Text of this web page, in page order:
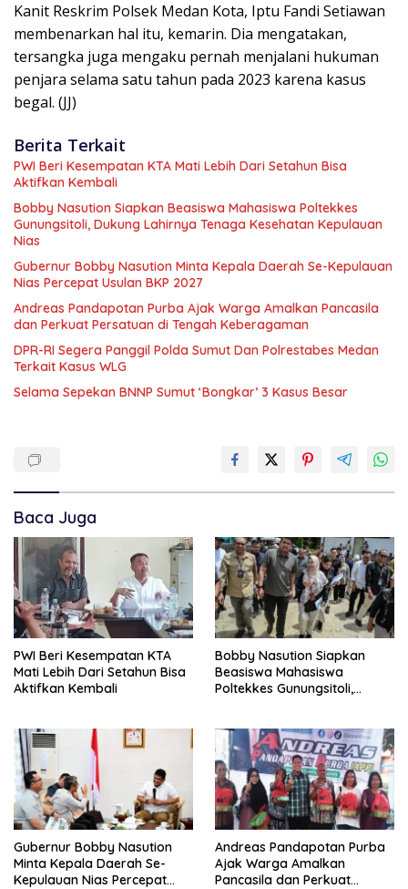
Kanit Reskrim Polsek Medan Kota, Iptu Fandi Setiawan
membenarkan hal itu, kemarin. Dia mengatakan,
tersangka juga mengaku pernah menjalani hukuman
penjara selama satu tahun pada 2023 karena kasus
begal. (JJ)
Berita Terkait
PWI Beri Kesempatan KTA Mati Lebih Dari Setahun Bisa
Aktifkan Kembali
Bobby Nasution Siapkan Beasiswa Mahasiswa Poltekkes
Gunungsitoli, Dukung Lahirnya Tenaga Kesehatan Kepulauan
Nias
Gubernur Bobby Nasution Minta Kepala Daerah Se-Kepulauan
Nias Percepat Usulan BKP 2027
Andreas Pandapotan Purba Ajak Warga Amalkan Pancasila
dan Perkuat Persatuan di Tengah Keberagaman
DPR-RI Segera Panggil Polda Sumut Dan Polrestabes Medan
Terkait Kasus WLG
Selama Sepekan BNNP Sumut ‘Bongkar’ 3 Kasus Besar
Baca Juga
PWI Beri Kesempatan KTA
Mati Lebih Dari Setahun Bisa
Aktifkan Kembali
Bobby Nasution Siapkan
Beasiswa Mahasiswa
Poltekkes Gunungsitoli,
Gubernur Bobby Nasution
Minta Kepala Daerah Se-
Kepulauan Nias Percepat
Andreas Pandapotan Purba
Ajak Warga Amalkan
Pancasila dan Perkuat